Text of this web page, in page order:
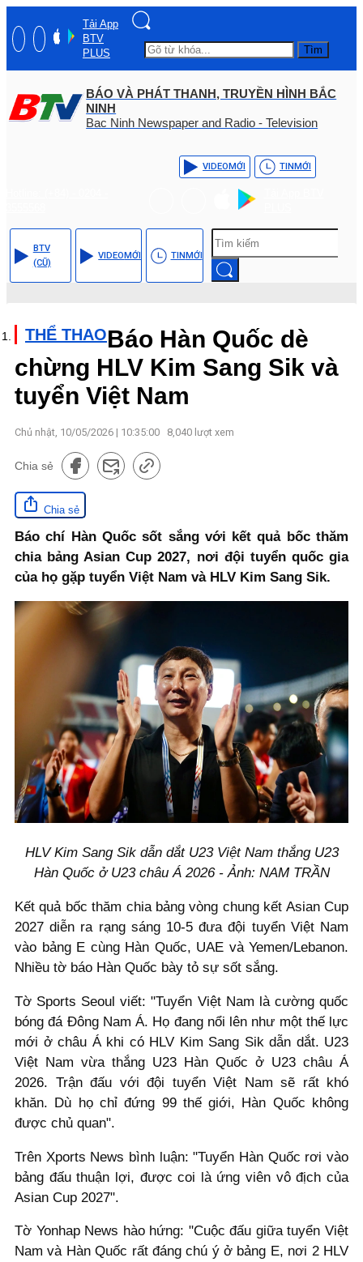
Tải App
BTV
PLUS
Tìm
BÁO VÀ PHÁT THANH, TRUYỀN HÌNH BẮC
NINH
Bac Ninh Newspaper and Radio - Television
VIDEOMỚI TINMỚI
BTV
(CŨ)
VIDEOMỚI TINMỚI
THỂ THAOBáo Hàn Quốc dè
chừng HLV Kim Sang Sik và
tuyển Việt Nam
Chủ nhật, 10/05/2026 | 10:35:00 8,040 lượt xem
Chia sẻ
Chia sẻ
Báo chí Hàn Quốc sốt sắng với kết quả bốc thăm
chia bảng Asian Cup 2027, nơi đội tuyển quốc gia
của họ gặp tuyển Việt Nam và HLV Kim Sang Sik.
HLV Kim Sang Sik dẫn dắt U23 Việt Nam thắng U23
Hàn Quốc ở U23 châu Á 2026 - Ảnh: NAM TRẦN
Kết quả bốc thăm chia bảng vòng chung kết Asian Cup
2027 diễn ra rạng sáng 10-5 đưa đội tuyển Việt Nam
vào bảng E cùng Hàn Quốc, UAE và Yemen/Lebanon.
Nhiều tờ báo Hàn Quốc bày tỏ sự sốt sắng.
Tờ Sports Seoul viết: "Tuyển Việt Nam là cường quốc
bóng đá Đông Nam Á. Họ đang nổi lên như một thế lực
mới ở châu Á khi có HLV Kim Sang Sik dẫn dắt. U23
Việt Nam vừa thắng U23 Hàn Quốc ở U23 châu Á
2026. Trận đấu với đội tuyển Việt Nam sẽ rất khó
khăn. Dù họ chỉ đứng 99 thế giới, Hàn Quốc không
được chủ quan".
Trên Xports News bình luận: "Tuyển Hàn Quốc rơi vào
bảng đấu thuận lợi, được coi là ứng viên vô địch của
Asian Cup 2027".
Tờ Yonhap News hào hứng: "Cuộc đấu giữa tuyển Việt
Nam và Hàn Quốc rất đáng chú ý ở bảng E, nơi 2 HLV